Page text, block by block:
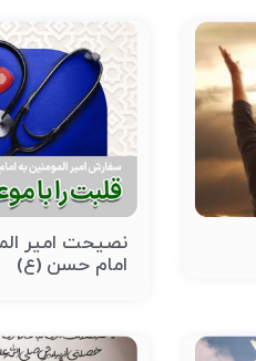
نصیحت امیر
امام حسن (ع)